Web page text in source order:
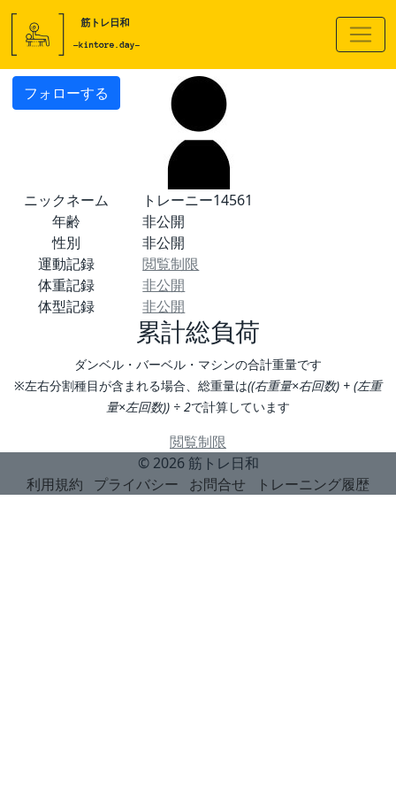
フォローする
ニックネーム
トレーニー14561
年齢
非公開
性別
非公開
運動記録
閲覧制限
体重記録
非公開
体型記録
非公開
累計総負荷
ダンベル・バーベル・マシンの合計重量です
※左右分割種目が含まれる場合、総重量は((右重量×右回数) + (左重
量×左回数)) ÷ 2で計算しています
閲覧制限
© 2026 筋トレ日和
利用規約
プライバシー お問合せ トレーニング履歴